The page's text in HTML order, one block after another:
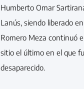
Humberto Omar
Lanús, siendo liberado
Romero Meza continuó
sitio el último en el que
desaparecido.